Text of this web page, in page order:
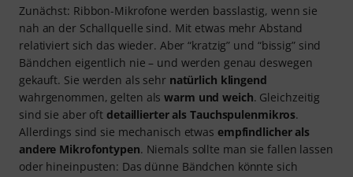
Zunächst: Ribbon-Mikrofone werden basslastig, wenn sie
nah an der Schallquelle sind. Mit etwas mehr Abstand
relativiert sich das wieder. Aber “kratzig” und “bissig” sind
Bändchen eigentlich nie – und werden genau deswegen
gekauft. Sie werden als sehr natürlich klingend
wahrgenommen, gelten alswarm und weich. Gleichzeitig
sind sie aber oft detaillierter als Tauchspulenmikros.
Allerdings sind sie mechanisch etwas empfindlicher als
andere Mikrofontypen. Niemals sollte man sie fallen lassen
oder hineinpusten: Das dünne Bändchen könnte sich